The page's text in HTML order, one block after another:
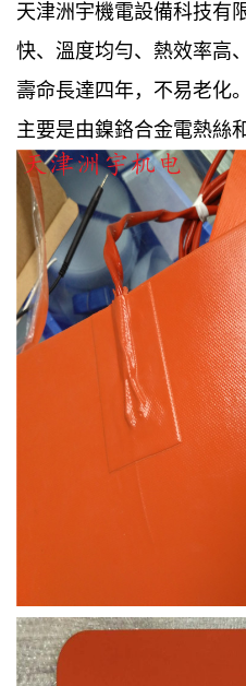
天津洲宇機電設備科技有
快、溫度均勻、熱效率高
壽命長達四年，不易老化
主要是由鎳鉻合金電熱絲